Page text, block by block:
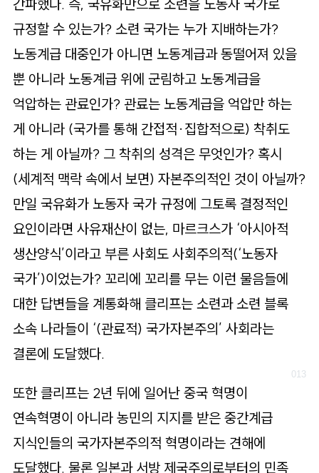
간파했다. 즉, 국유화만으로 소련을 노동자 국가로
규정할 수 있는가? 소련 국가는 누가 지배하는가?
노동계급 대중인가 아니면 노동계급과 동떨어져 있을
뿐 아니라 노동계급 위에 군림하고 노동계급을
억압하는 관료인가? 관료는 노동계급을 억압만 하는
게 아니라 (국가를 통해 간접적·집합적으로) 착취도
하는 게 아닐까? 그 착취의 성격은 무엇인가? 혹시
(세계적 맥락 속에서 보면) 자본주의적인 것이 아닐까?
만일 국유화가 노동자 국가 규정에 그토록 결정적인
요인이라면 사유재산이 없는, 마르크스가 ‘아시아적
생산양식’이라고 부른 사회도 사회주의적(‘노동자
국가’)이었는가? 꼬리에 꼬리를 무는 이런 물음들에
대한 답변들을 계통화해 클리프는 소련과 소련 블록
소속 나라들이 ‘(관료적) 국가자본주의’ 사회라는
결론에 도달했다.
또한 클리프는 2년 뒤에 일어난 중국 혁명이
연속혁명이 아니라 농민의 지지를 받은 중간계급
지식인들의 국가자본주의적 혁명이라는 견해에
도달했다. 물론 일본과 서방 제국주의로부터의 민족